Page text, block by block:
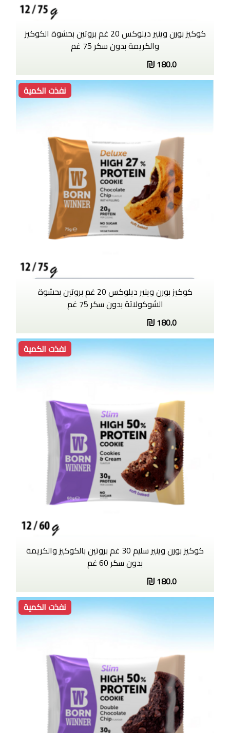
كوكيز بورن وينير ديلوكس 20 غم بروتين بحشوة الكوكيز
والكريمة بدون سكر 75 غم
180.0
نفذت الكمية
كوكيز بورن وينير ديلوكس 20 غم بروتين بحشوة
الشوكولاتة بدون سكر 75 غم
180.0
نفذت الكمية
كوكيز بورن وينير سليم 30 غم بروتين بالكوكيز والكريمة
بدون سكر 60 غم
180.0
نفذت الكمية